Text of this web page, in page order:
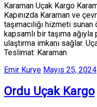
Karaman Uçak Kargo
Kapınızda Karaman ve
taşımacılığı hizmeti
kapsamlı bir taşıma
ulaştırma imkanı sağlar.
Teslimat: Karaman
Emir Kurye Mayıs 25, 2024
Ordu Uçak Kargo